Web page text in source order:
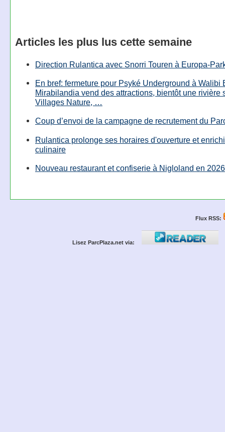
Articles les plus lus cette semaine
Direction Rulantica avec Snorri Touren à Europa-
En bref: fermeture pour Psyké Underground à Walibi
Mirabilandia vend des attractions, bientôt une rivière
Villages Nature, …
Coup d’envoi de la campagne de recrutement du
Rulantica prolonge ses horaires d'ouverture et
culinaire
Nouveau restaurant et confiserie à Nigloland en 2026
Flux RSS:
Lisez ParcPlaza.net via: